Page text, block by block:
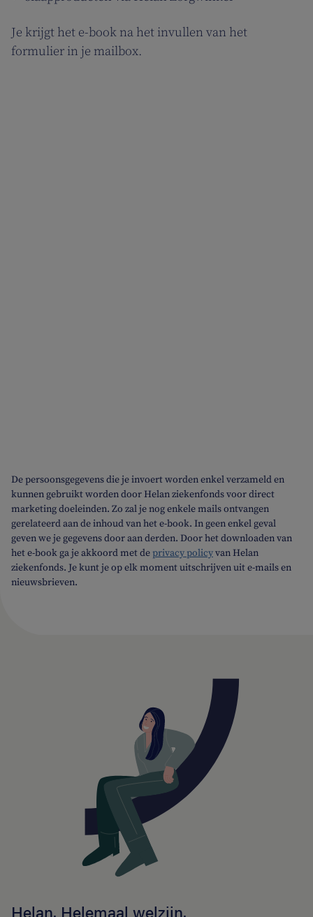
Je krijgt het e-book na het invullen van het
formulier in je mailbox.
De persoonsgegevens die je invoert worden enkel verzameld en
kunnen gebruikt worden door Helan ziekenfonds voor direct
marketing doeleinden. Zo zal je nog enkele mails ontvangen
gerelateerd aan de inhoud van het e-book. In geen enkel geval
geven we je gegevens door aan derden. Door het downloaden van
het e-book ga je akkoord met deprivacy policyvan Helan
ziekenfonds. Je kunt je op elk moment uitschrijven uit e-mails en
nieuwsbrieven.
Helan. Helemaal welzijn.